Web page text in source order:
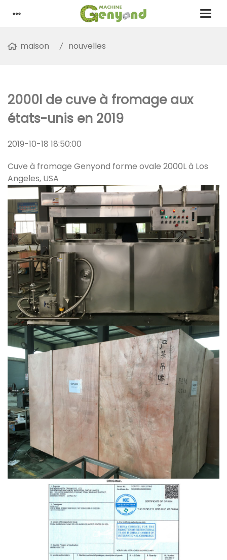
maison nouvelles
2000l de cuve à fromage aux
états-unis en 2019
2019-10-18 18:50:00
Cuve à fromage Genyond forme ovale 2000L à Los
Angeles, USA